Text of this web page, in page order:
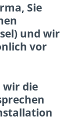
Sie
und wir
vor
wir die